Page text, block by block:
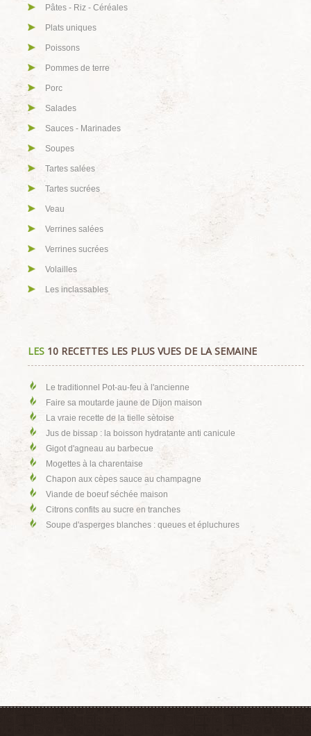
Pâtes - Riz - Céréales
Plats uniques
Poissons
Pommes de terre
Porc
Salades
Sauces - Marinades
Soupes
Tartes salées
Tartes sucrées
Veau
Verrines salées
Verrines sucrées
Volailles
Les inclassables
LES 10 RECETTES LES PLUS VUES DE LA SEMAINE
Le traditionnel Pot-au-feu à l'ancienne
Faire sa moutarde jaune de Dijon maison
La vraie recette de la tielle sètoise
Jus de bissap : la boisson hydratante anti canicule
Gigot d'agneau au barbecue
Mogettes à la charentaise
Chapon aux cèpes sauce au champagne
Viande de boeuf séchée maison
Citrons confits au sucre en tranches
Soupe d'asperges blanches : queues et épluchures